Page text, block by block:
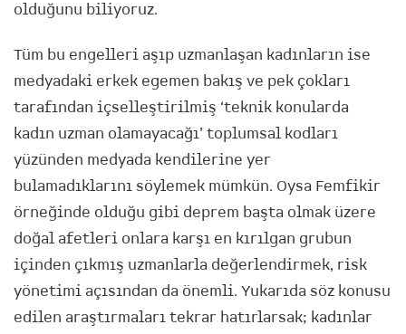
olduğunu biliyoruz.
Tüm bu engelleri aşıp uzmanlaşan kadınların ise
medyadaki erkek egemen bakış ve pek çokları
tarafından içselleştirilmiş ‘teknik konularda
kadın uzman olamayacağı’ toplumsal kodları
yüzünden medyada kendilerine yer
bulamadıklarını söylemek mümkün. Oysa Femfikir
örneğinde olduğu gibi deprem başta olmak üzere
doğal afetleri onlara karşı en kırılgan grubun
içinden çıkmış uzmanlarla değerlendirmek, risk
yönetimi açısından da önemli. Yukarıda söz konusu
edilen araştırmaları tekrar hatırlarsak; kadınlar